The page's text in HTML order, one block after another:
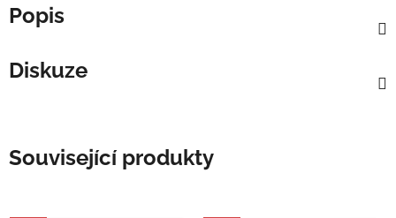
Popis
Diskuze
Související produkty